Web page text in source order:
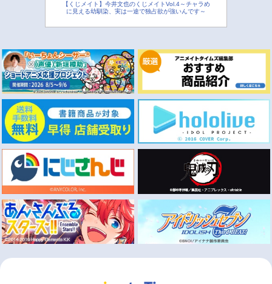
【くじメイト】今井文也のくじメイトVol.4～チャラめ
に見える幼馴染、実は一途で独占欲が強いんです～